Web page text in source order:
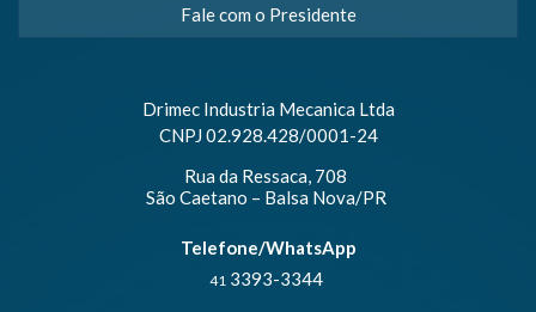
Fale com o Presidente
Drimec Industria Mecanica Ltda
CNPJ 02.928.428/0001-24
Rua da Ressaca, 708
São Caetano – Balsa Nova/PR
Telefone/WhatsApp
41 3393-3344